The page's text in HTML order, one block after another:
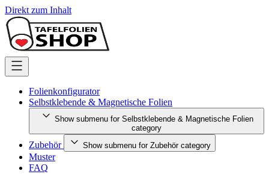
Direkt zum Inhalt
Folienkonfigurator
Selbstklebende & Magnetische Folien
Show submenu for Selbstklebende & Magnetische Folien
category
Zubehör Show submenu for Zubehör category
Muster
FAQ